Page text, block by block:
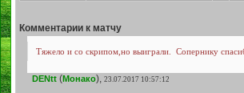
Комментарии к матчу
Тяжело и со скрипом,но выиграли. Сопернику
DENtt(Монако), 23.07.2017 10:57:12